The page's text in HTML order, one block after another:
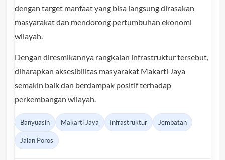
dengan target manfaat yang bisa langsung dirasakan
masyarakat dan mendorong pertumbuhan ekonomi
wilayah.
Dengan diresmikannya rangkaian infrastruktur tersebut,
diharapkan aksesibilitas masyarakat Makarti Jaya
semakin baik dan berdampak positif terhadap
perkembangan wilayah.
Banyuasin Makarti Jaya Infrastruktur Jembatan
Jalan Poros